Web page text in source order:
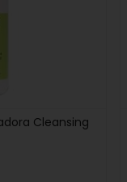
Cleansing